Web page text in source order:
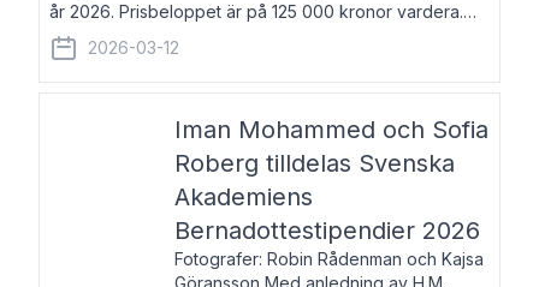
år 2026. Prisbeloppet är på 125 000 kronor vardera.
Johan Erséus, född 1959, är fackboksförfattare och
journalist med mångårigt för
2026-03-12
Iman Mohammed och Sofia
Roberg tilldelas Svenska
Akademiens
Bernadottestipendier 2026
Fotografer: Robin Rådenman och Kajsa